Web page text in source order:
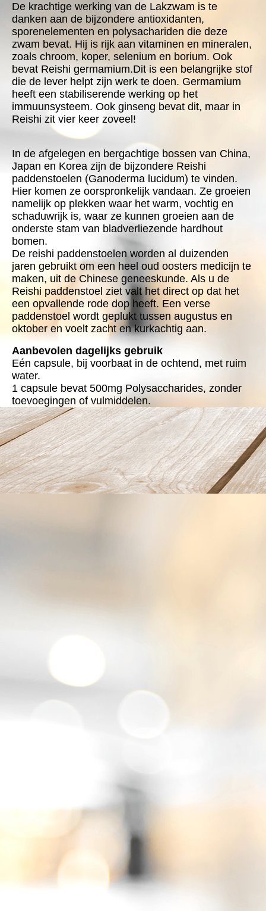
De krachtige werking van de Lakzwam is te
danken aan de bijzondere antioxidanten,
sporenelementen en polysachariden die deze
zwam bevat. Hij is rijk aan vitaminen en mineralen,
zoals chroom, koper, selenium en borium. Ook
bevat Reishi germamium.Dit is een belangrijke stof
die de lever helpt zijn werk te doen. Germamium
heeft een stabiliserende werking op het
immuunsysteem. Ook ginseng bevat dit, maar in
Reishi zit vier keer zoveel!
In de afgelegen en bergachtige bossen van China,
Japan en Korea zijn de bijzondere Reishi
paddenstoelen (Ganoderma lucidum) te vinden.
Hier komen ze oorspronkelijk vandaan. Ze groeien
namelijk op plekken waar het warm, vochtig en
schaduwrijk is, waar ze kunnen groeien aan de
onderste stam van bladverliezende hardhout
bomen.
De reishi paddenstoelen worden al duizenden
jaren gebruikt om een heel oud oosters medicijn te
maken, uit de Chinese geneeskunde. Als u de
Reishi paddenstoel ziet valt het direct op dat het
een opvallende rode dop heeft. Een verse
paddenstoel wordt geplukt tussen augustus en
oktober en voelt zacht en kurkachtig aan.
Aanbevolen dagelijks gebruik
Eén capsule, bij voorbaat in de ochtend, met ruim
water.
1 capsule bevat 500mg Polysaccharides, zonder
toevoegingen of vulmiddelen.